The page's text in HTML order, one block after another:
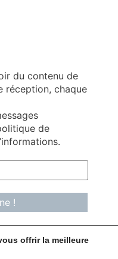
du contenu de
réception, chaque
de
offrir la meilleure